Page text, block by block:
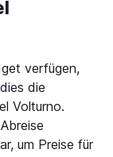
verfügen,
die
Volturno.
um Preise für